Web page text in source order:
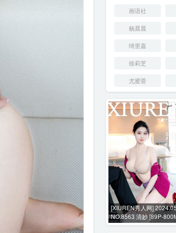
画语社
杨晨晨
绮里嘉
徐莉芝
尤蜜荟
[XIUREN秀人网]
NO.8563 清妙 [89P-